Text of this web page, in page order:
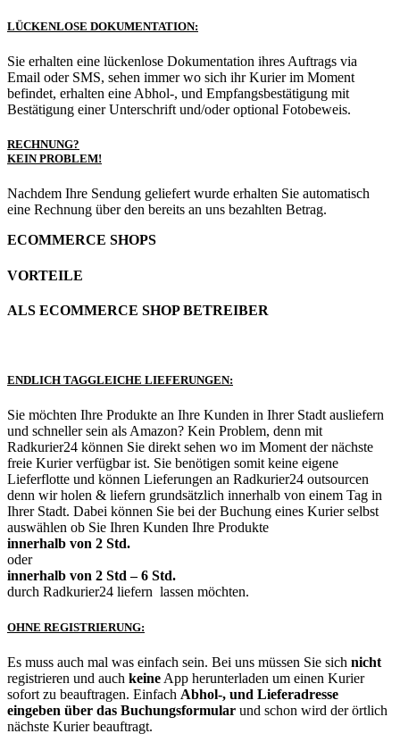
LÜCKENLOSE DOKUMENTATION:
Sie erhalten eine lückenlose Dokumentation ihres Auftrags via
Email oder SMS, sehen immer wo sich ihr Kurier im Moment
befindet, erhalten eine Abhol-, und Empfangsbestätigung mit
Bestätigung einer Unterschrift und/oder optional Fotobeweis.
RECHNUNG?
KEIN PROBLEM!
Nachdem Ihre Sendung geliefert wurde erhalten Sie automatisch
eine Rechnung über den bereits an uns bezahlten Betrag.
ECOMMERCE SHOPS
VORTEILE
ALS ECOMMERCE SHOP BETREIBER
ENDLICH TAGGLEICHE LIEFERUNGEN:
Sie möchten Ihre Produkte an Ihre Kunden in Ihrer Stadt ausliefern
und schneller sein als Amazon? Kein Problem, denn mit
Radkurier24 können Sie direkt sehen wo im Moment der nächste
freie Kurier verfügbar ist. Sie benötigen somit keine eigene
Lieferflotte und können Lieferungen an Radkurier24 outsourcen
denn wir holen & liefern grundsätzlich innerhalb von einem Tag in
Ihrer Stadt. Dabei können Sie bei der Buchung eines Kurier selbst
auswählen ob Sie Ihren Kunden Ihre Produkte
innerhalb von 2 Std.
oder
innerhalb von 2 Std – 6 Std.
durch Radkurier24 liefern lassen möchten.
OHNE REGISTRIERUNG:
Es muss auch mal was einfach sein. Bei uns müssen Sie sich nicht
registrieren und auch keine App herunterladen um einen Kurier
sofort zu beauftragen. Einfach Abhol-, und Lieferadresse
eingeben über das Buchungsformular und schon wird der örtlich
nächste Kurier beauftragt.